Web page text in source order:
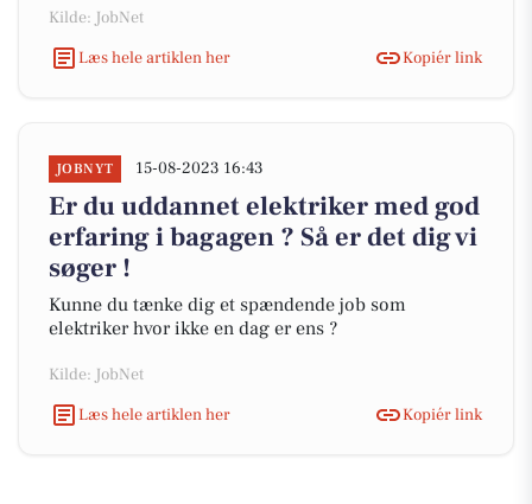
Kilde: JobNet
Læs hele artiklen her
Kopiér link
JOBNYT 15-08-2023 16:43
Er du uddannet elektriker med god
erfaring i bagagen ? Så er det dig vi
søger !
Kunne du tænke dig et spændende job som
elektriker hvor ikke en dag er ens ?
Kilde: JobNet
Læs hele artiklen her
Kopiér link